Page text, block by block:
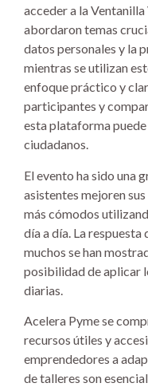
acceder a la
abordaron temas
datos personales y la
mientras se utilizan
enfoque práctico y
participantes y
esta plataforma
ciudadanos.
El evento ha sido una
asistentes mejoren
más cómodos
día a día. La
muchos se han
posibilidad de aplicar
diarias.
Acelera Pyme se
recursos útiles y
emprendedores a
de talleres son